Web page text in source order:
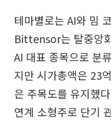
테마별로는 AI와 밈
Bittensor는 탈중앙
AI 대표 종목으로 분
지만 시가총액은 23
은 주목도를 유지했
연계 소형주로 단기